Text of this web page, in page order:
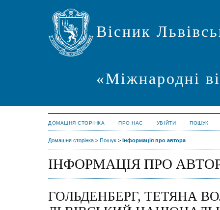
Вісник
«Міжнародні
ДОМАШНЯ СТОРІНКА ПРО НАС УВІЙТИ ПОШУК
Домашня сторінка > Пошук > Інформація про автора
ІНФОРМАЦІЯ ПРО
ГОЛЬДЕНБЕРГ, ТЕТЯНА